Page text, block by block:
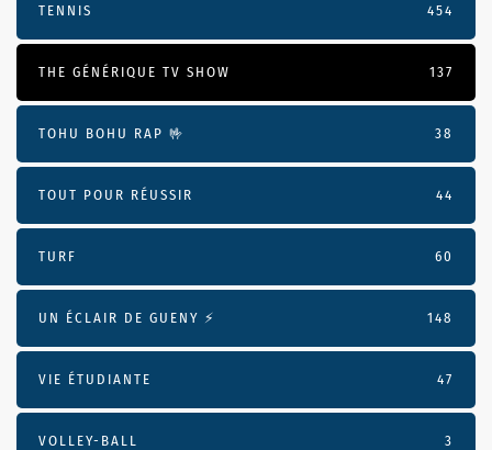
TENNIS 454
THE GÉNÉRIQUE TV SHOW 137
TOHU BOHU RAP 🤟 38
TOUT POUR RÉUSSIR 44
TURF 60
UN ÉCLAIR DE GUENY ⚡️ 148
VIE ÉTUDIANTE 47
VOLLEY-BALL 3